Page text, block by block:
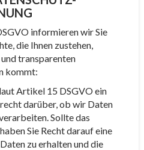
informieren wir Sie
die Ihnen zustehen,
transparenten
kommt:
Artikel 15 DSGVO ein
darüber, ob wir Daten
Sollte das
Sie Recht darauf eine
zu erhalten und die